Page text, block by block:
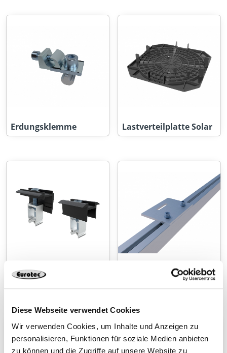
Diese Webseite verwendet Cookies
Wir verwenden Cookies, um Inhalte und Anzeigen zu
personalisieren, Funktionen für soziale Medien anbieten
zu können und die Zugriffe auf unsere Website zu
Erdungsklemme Lastverteilplatte Solar
Modulklemmen für
Kurzschiene
Kreuzverbinder-Set